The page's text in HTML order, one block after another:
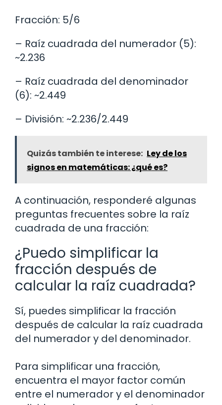
Fracción: 5/6
– Raíz cuadrada del numerador (5):
~2.236
– Raíz cuadrada del denominador
(6): ~2.449
– División: ~2.236/2.449
Quizás también te interese: Ley de los
signos en matemáticas: ¿qué es?
A continuación, responderé algunas
preguntas frecuentes sobre la raíz
cuadrada de una fracción:
¿Puedo simplificar la
fracción después de
calcular la raíz cuadrada?
Sí, puedes simplificar la fracción
después de calcular la raíz cuadrada
del numerador y del denominador.
Para simplificar una fracción,
encuentra el mayor factor común
entre el numerador y el denominador